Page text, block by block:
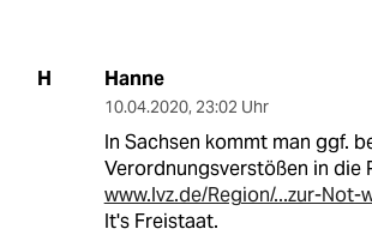
H Hanne
10.04.2020, 23:02 Uhr
In Sachsen kommt man ggf.
Verordnungsverstößen in die
www.lvz.de/Region/...zur-Not-
It's Freistaat.